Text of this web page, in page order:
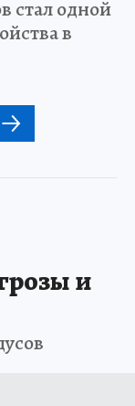
стал одной
в
и